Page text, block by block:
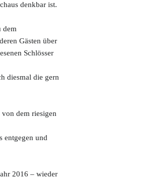
denkbar ist.
dem
Gästen über
Schlösser
diesmal die gern
dem riesigen
entgegen und
2016 – wieder